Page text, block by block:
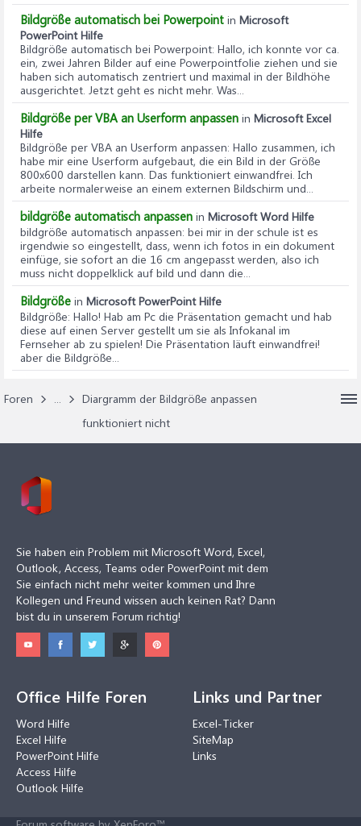
Bildgröße automatisch bei Powerpoint in Microsoft
PowerPoint Hilfe
Bildgröße automatisch bei Powerpoint: Hallo, ich konnte vor ca.
ein, zwei Jahren Bilder auf eine Powerpointfolie ziehen und sie
haben sich automatisch zentriert und maximal in der Bildhöhe
ausgerichtet. Jetzt geht es nicht mehr. Was...
Bildgröße per VBA an Userform anpassen in Microsoft Excel
Hilfe
Bildgröße per VBA an Userform anpassen: Hallo zusammen, ich
habe mir eine Userform aufgebaut, die ein Bild in der Größe
800x600 darstellen kann. Das funktioniert einwandfrei. Ich
arbeite normalerweise an einem externen Bildschirm und...
bildgröße automatisch anpassen in Microsoft Word Hilfe
bildgröße automatisch anpassen: bei mir in der schule ist es
irgendwie so eingestellt, dass, wenn ich fotos in ein dokument
einfüge, sie sofort an die 16 cm angepasst werden, also ich
muss nicht doppelklick auf bild und dann die...
Bildgröße in Microsoft PowerPoint Hilfe
Bildgröße: Hallo! Hab am Pc die Präsentation gemacht und hab
diese auf einen Server gestellt um sie als Infokanal im
Fernseher ab zu spielen! Die Präsentation läuft einwandfrei!
aber die Bildgröße...
Foren ...
Diargramm der Bildgröße anpassen
funktioniert nicht
Sie haben ein Problem mit Microsoft Word, Excel,
Outlook, Access, Teams oder PowerPoint mit dem
Sie einfach nicht mehr weiter kommen und Ihre
Kollegen und Freund wissen auch keinen Rat? Dann
bist du in unserem Forum richtig!
Office Hilfe Foren
Word Hilfe
Excel Hilfe
PowerPoint Hilfe
Access Hilfe
Outlook Hilfe
Links und Partner
Excel-Ticker
SiteMap
Links